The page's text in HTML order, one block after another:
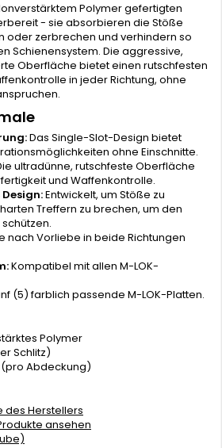
Polymer gefertigten
- sie absorbieren die Stöße
oder zerbrechen und verhindern so
Schienensystem. Die aggressive,
Oberfläche bietet einen rutschfesten
in jeder Richtung, ohne
Das Single-Slot-Design bietet
ohne Einschnitte.
ultradünne, rutschfeste Oberfläche
und Waffenkontrolle.
Entwickelt, um Stöße zu
Treffern zu brechen, um den
nach Vorliebe in beide Richtungen
Kompatibel mit allen M-LOK-
(5) farblich passende M-LOK-Platten.
Polymer
Schlitz)
(pro Abdeckung)
des Herstellers
ansehen